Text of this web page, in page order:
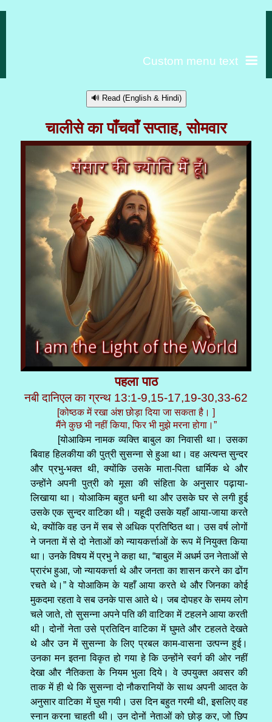
Custom menu text
🔊 Read (English & Hindi)
चालीसे का पाँचवाँ सप्ताह, सोमवार
पहला पाठ
नबी दानिएल का ग्रन्थ 13:1-9,15-17,19-30,33-62
[कोष्ठक में रखा अंश छोड़ा दिया जा सकता है। ]
मैंने कुछ भी नहीं किया, फिर भी मुझे मरना होगा।”
[योआकिम नामक व्यक्ति बाबुल का निवासी था। उसका
बिवाह हिलकीया की पुत्री सुसन्ना से हुआ था। वह अत्यन्त सुन्दर
और प्रभु-भक्त थी, क्योंकि उसके माता-पिता धार्मिक थे और
उन्होंने अपनी पुत्री को मूसा की संहिता के अनुसार पढ़ाया-
लिखाया था। योआकिम बहुत धनी था और उसके घर से लगी हुई
उसके एक सुन्दर वाटिका थी। यहूदी उसके यहाँ आया-जाया करते
थे, क्योंकि वह उन में सब से अधिक प्रतिष्ठित था। उस वर्ष लोगों
ने जनता में से दो नेताओं को न्यायकर्त्ताओं के रूप में नियुक्त किया
था। उनके विषय में प्रभु ने कहा था, “बाबुल में अधर्म उन नेताओं से
प्रारंभ हुआ, जो न्यायकर्त्ता थे और जनता का शासन करने का ढोंग
रचते थे।” वे योआकिम के यहाँ आया करते थे और जिनका कोई
मुकदमा रहता वे सब उनके पास आते थे। जब दोपहर के समय लोग
चले जाते, तो सुसन्ना अपने पति की वाटिका में टहलने आया करती
थी। दोनों नेता उसे प्रतिदिन वाटिका में घुमते और टहलते देखते
थे और उन में सुसन्ना के लिए प्रबल काम-वासना उत्पन्न हुई।
उनका मन इतना विकृत हो गया हे कि उन्होंने स्वर्ग की ओर नहीं
देखा और नैतिकता के नियम भुला दिये। वे उपयुक्त अवसर की
ताक में ही थे कि सुसन्ना दो नौकरानियों के साथ अपनी आदत के
अनुसार वाटिका में घुस गयी। उस दिन बहुत गरमी थी, इसलिए वह
स्नान करना चाहती थी। उन दोनों नेताओं को छोड़ कर, जो छिप